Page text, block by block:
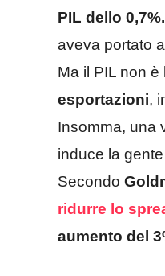
PIL dello 0,7%.
aveva portato
Ma il PIL non
esportazioni,
Insomma, una
induce la
Secondo
ridurre lo
aumento del